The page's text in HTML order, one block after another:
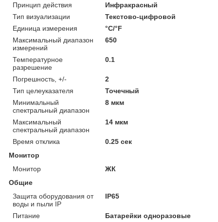
Принцип действия
Инфракрасный
Тип визуализации
Текстово-цифровой
Единица измерения
°С/°F
Максимальный диапазон
измерений
650
Температурное
разрешение
0.1
Погрешность, +/-
2
Тип целеуказателя
Точечный
Минимальный
спектральный диапазон
8 мкм
Максимальный
спектральный диапазон
14 мкм
Время отклика
0.25 сек
Монитор
Монитор
ЖК
Общие
Защита оборудования от
воды и пыли IP
IP65
Питание
Батарейки одноразовые